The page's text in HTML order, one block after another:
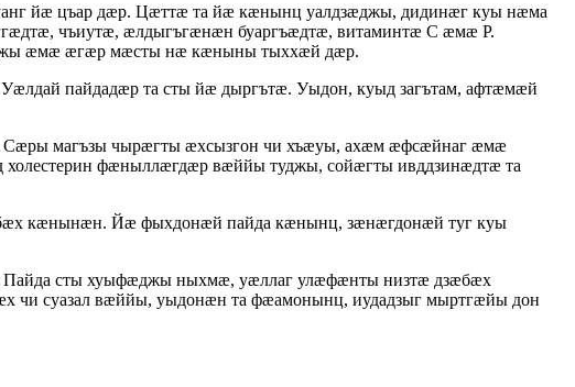
йӕ цъар дӕр. Цӕттӕ та йӕ кӕнынц уалдзӕджы, дидинӕг куы нӕма
чъиутӕ, ӕлдыгъгӕнӕн буаргъӕдтӕ, витаминтӕ С ӕмӕ Р.
ӕмӕ ӕгӕр мӕсты нӕ кӕныны тыххӕй дӕр.
пайдадӕр та сты йӕ дыргътӕ. Уыдон, куыд загътам, афтӕмӕй
магъзы чырӕгты ӕхсызгон чи хъӕуы, ахӕм ӕфсӕйнаг ӕмӕ
фӕныллӕгдӕр вӕййы туджы, сойӕгты ивддзинӕдтӕ та
кӕнынӕн. Йӕ фыхдонӕй пайда кӕнынц, зӕнӕгдонӕй туг куы
сты хуыфӕджы ныхмӕ, уӕллаг улӕфӕнты низтӕ дзӕбӕх
суазал вӕййы, уыдонӕн та фӕамонынц, иудадзыг мыртгӕйы дон